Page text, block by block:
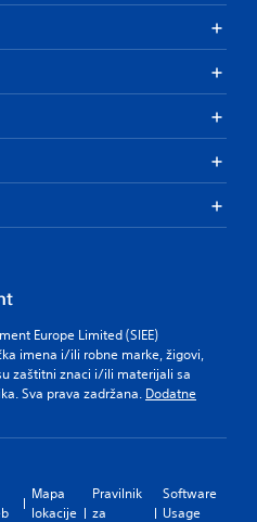
Europe Limited (SIEE)
imena i/ili robne marke, žigovi,
zaštitni znaci i/ili materijali sa
Sva prava zadržana. Dodatne
Mapa
lokacije
Pravilnik
za
Software
Usage